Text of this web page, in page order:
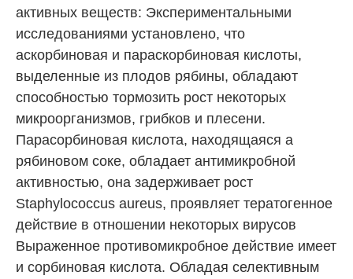
активных веществ: Экспериментальными
исследованиями установлено, что
аскорбиновая и параскорбиновая кислоты,
выделенные из плодов рябины, обладают
способностью тормозить рост некоторых
микроорганизмов, грибков и плесени.
Парасорбиновая кислота, находящаяся а
рябиновом соке, обладает антимикробной
активностью, она задерживает рост
Staphylococcus aureus, проявляет тератогенное
действие в отношении некоторых вирусов
Выраженное противомикробное действие имеет
и сорбиновая кислота. Обладая селективным